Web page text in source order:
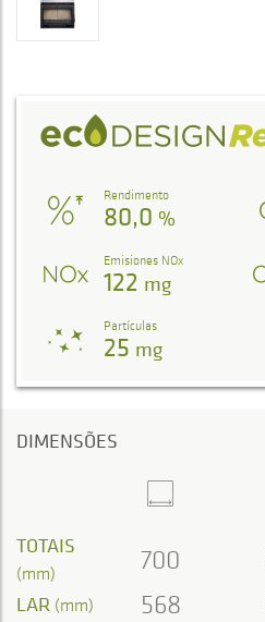
Rendimento
80,0 %
Emisiones NOx
122 mg
Partículas
25 mg
DIMENSÕES
TOTAIS
(mm) 700
LAR (mm) 568